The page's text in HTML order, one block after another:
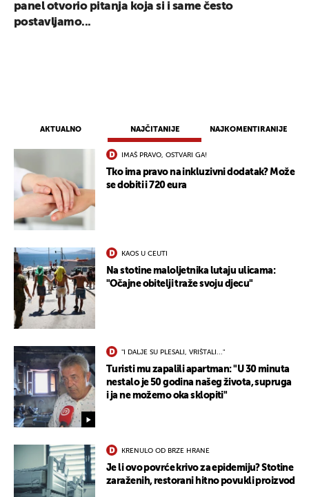
AKTUALNO NAJČITANIJE NAJKOMENTIRANIJE
IMAŠ PRAVO, OSTVARI GA!
Tko ima pravo na inkluzivni dodatak? Može
se dobiti i 720 eura
KAOS U CEUTI
Na stotine maloljetnika lutaju ulicama:
"Očajne obitelji traže svoju djecu"
"I DALJE SU PLESALI, VRIŠTALI..."
Turisti mu zapalili apartman: "U 30 minuta
nestalo je 50 godina našeg života, supruga
i ja ne možemo oka sklopiti"
KRENULO OD BRZE HRANE
Je li ovo povrće krivo za epidemiju? Stotine
zaraženih, restorani hitno povukli proizvod
panel otvorio pitanja koja si i same često
postavljamo...